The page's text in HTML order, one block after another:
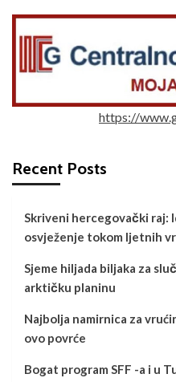
https://
Recent Posts
Skriveni hercegovački raj:
osvježenje tokom ljetnih
Sjeme hiljada biljaka za
arktičku planinu
Najbolja namirnica za
ovo povrće
Bogat program SFF -a i u